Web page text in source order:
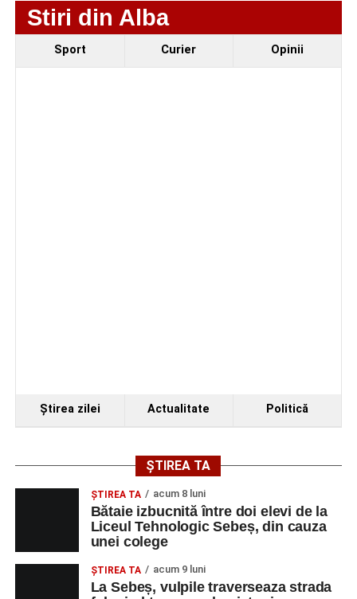
Ultimele știri din Sebeș
Stiri din Alba
Sport Curier Opinii
Ştirea zilei Actualitate Politică
ȘTIREA TA
ŞTIREA TA acum 8 luni
Bătaie izbucnită între doi elevi de la
Liceul Tehnologic Sebeș, din cauza
unei colege
ŞTIREA TA acum 9 luni
La Sebeș, vulpile traverseaza strada